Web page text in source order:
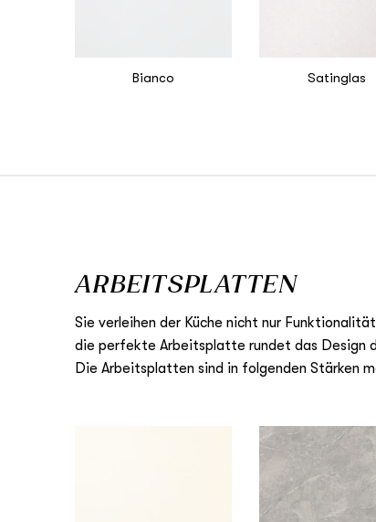
Bianco Satinglas
ARBEITSPLATTEN
Sie verleihen der Küche nicht nur
die perfekte Arbeitsplatte rundet das Design
Die Arbeitsplatten sind in folgenden Stärken